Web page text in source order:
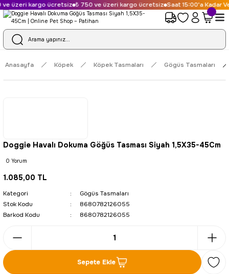
üzeri kargo ücretsiz ₺ 750 ve üzeri kargo ücretsiz Saat 15:00'a Kadar
Anasayfa Köpek Köpek Tasmaları Gögüs Tasmaları
Doggie Havalı Dokuma Göğüs Tasması Siyah 1,5X35-45Cm
0 Yorum
1.085,00 TL
Kategori
Gögüs Tasmaları
Stok Kodu
8680782126055
Barkod Kodu
8680782126055
Sepete Ekle